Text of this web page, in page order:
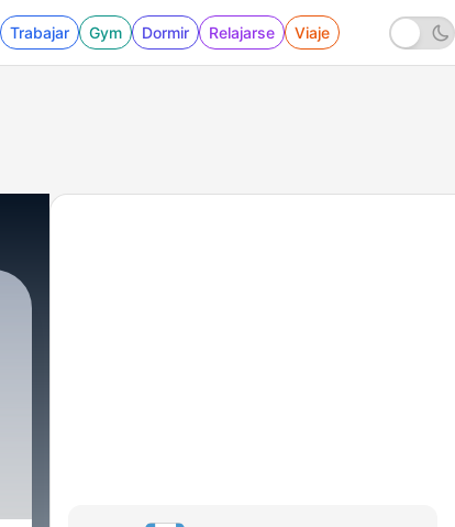
Trabajar Gym Dormir Relajarse Viaje